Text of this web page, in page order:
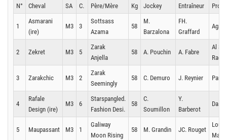
N° Cheval SA C. Père/Mère Kg Jockey Entraîneur
1
Asmarani
(ire)
M3 3
Sottsass
Azama
58
M.
Barzalona
FH.
Graffard
Aga
2 Zekret M3 5
Zarak
Anjella
58 A. Pouchin A. Fabre
Al
3 Zarakchic M3 2
Zarak
Seemingly
58 C. Demuro J. Reynier
4
Rafale
Design (ire)
M3 6
Starspangled.
Fashion Desi.
58
C.
Soumillon
Y.
Barberot
5 Maupassant M3 1
Galiway
Moon Rising
58 M. Grandin JC. Rouget